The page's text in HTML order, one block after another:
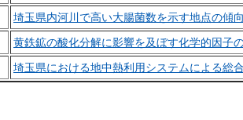
埼玉県内河川で高い大腸菌数を示す地点の傾
黄鉄鉱の酸化分解に影響を及ぼす化学的因子
埼玉県における地中熱利用システムによる総